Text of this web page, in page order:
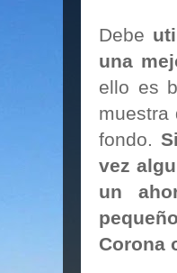
Debe
una
ello es
muestra
fondo.
vez
un
Corona